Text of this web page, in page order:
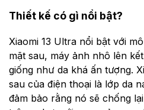
Thiết kế có gì nổi bật?
Xiaomi 13 Ultra nổi bật với
mặt sau, máy ảnh nhô lên
giống như da khá ấn tượng.
sau của điện thoại là lớp da
đảm bảo rằng nó sẽ chống